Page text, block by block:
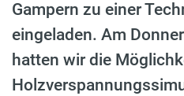
Gampern zu einer
eingeladen. Am
hatten wir die